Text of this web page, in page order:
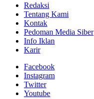
Redaksi
Tentang Kami
Kontak
Pedoman Media Siber
Info Iklan
Karir
Facebook
Instagram
Twitter
Youtube